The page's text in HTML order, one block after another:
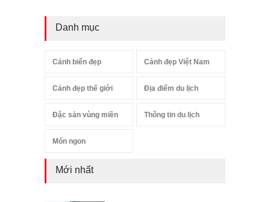
Danh mục
Cảnh biển đẹp Cảnh đẹp Việt Nam
Cảnh đẹp thế giới Địa điểm du lịch
Đặc sản vùng miền Thông tin du lịch
Món ngon
Mới nhất